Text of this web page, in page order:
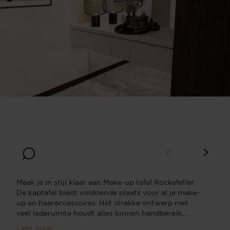
Maak je in stijl klaar aan Make-up tafel Rockefeller.
De kaptafel biedt voldoende plaats voor al je make-
up en haaraccessoires. Het strakke ontwerp met
veel laderuimte houdt alles binnen handbereik,
Lees meer